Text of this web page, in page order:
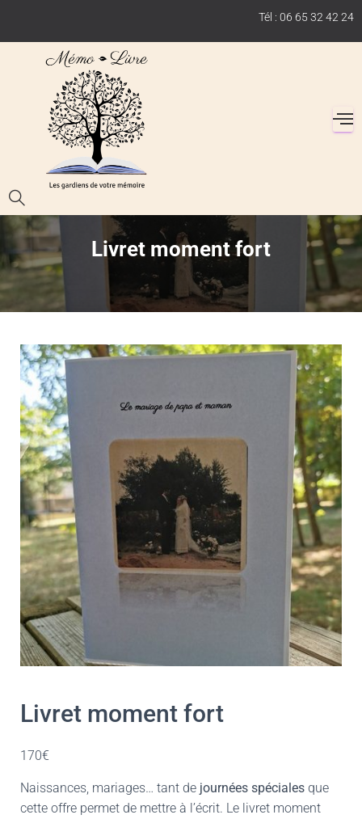
Tél : 06 65 32 42 24
Livret moment fort
Livret moment fort
170€
Naissances, mariages… tant de journées spéciales que
cette offre permet de mettre à l’écrit. Le livret moment